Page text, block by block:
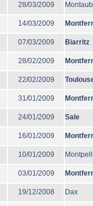
28/03/2009
14/03/2009
07/03/2009 Biarritz
28/02/2009
22/02/2009
31/01/2009
24/01/2009 Sale
16/01/2009
10/01/2009
03/01/2009
19/12/2008 Dax